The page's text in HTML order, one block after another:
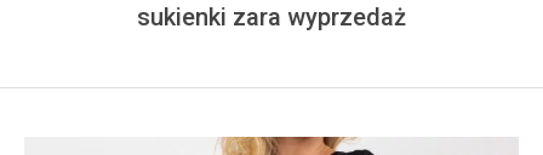
sukienki zara wyprzedaż